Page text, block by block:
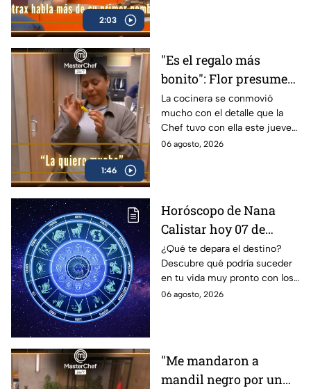
2:03
1:46
"Es el regalo más
bonito": Flor presume
llorando el obsequio
que le hizo la Chef
Zahie en MasterChef
24/7 (VIDEO)
La cocinera se conmovió
mucho con el detalle que la
Chef tuvo con ella este jueves
de delantales negros en
06 agosto, 2026
Horóscopo de Nana
Calistar hoy 07 de
agosto; estos signos
podrían dejar de estar
solteros más pronto de
lo que imaginan y
¿Qué te depara el destino?
Descubre qué podría suceder
en tu vida muy pronto con los
horóscopos de Nana Calistar;
06 agosto, 2026
"Me mandaron a
mandil negro por un